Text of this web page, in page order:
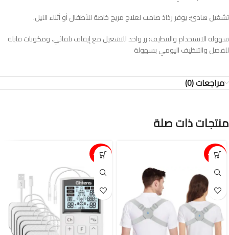
تشغيل هادئ: يوفر رذاذ صامت لعلاج مريح خاصة للأطفال أو أثناء الليل.
سهولة الاستخدام والتنظيف: زر واحد للتشغيل مع إيقاف تلقائي، ومكونات قابلة
للفصل والتنظيف اليومي بسهولة
مراجعات (0)
منتجات ذات صلة
15%-
15%-